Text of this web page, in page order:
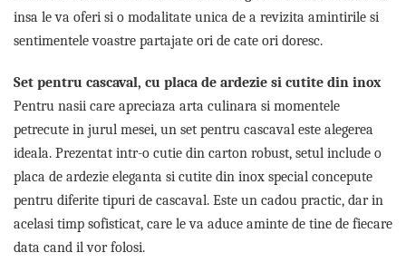
Pijamale de copii
Pijamale BIG SIZE femei
Tricouri de craciun
Tricouri de cuplu Valentine's Day
Valentine's Day
Cadouri pentru Bunici
Cadouri pentru Nasi si Fini
Cadouri Craciun
Cadouri pentru Mama
Cadouri pentru profesori sau absolventi
insa le va oferi si o modalitate unica de a revizita amintirile si
sentimentele voastre partajate ori de cate ori doresc.
Set pentru cascaval, cu placa de ardezie si cutite din inox
Pentru nasii care apreciaza arta culinara si momentele
petrecute in jurul mesei, un set pentru cascaval este alegerea
ideala. Prezentat intr-o cutie din carton robust, setul include o
placa de ardezie eleganta si cutite din inox special concepute
pentru diferite tipuri de cascaval. Este un cadou practic, dar in
acelasi timp sofisticat, care le va aduce aminte de tine de fiecare
data cand il vor folosi.